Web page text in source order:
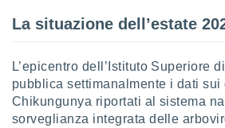
quali la
web,
e
di
La situazione dell’estate
L’epicentro dell’Istituto Superiore
pubblica settimanalmente i dati
Chikungunya riportati al sistema
sorveglianza integrata delle